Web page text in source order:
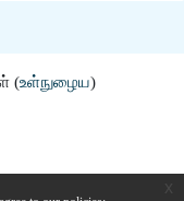
(உள்நுழைய)